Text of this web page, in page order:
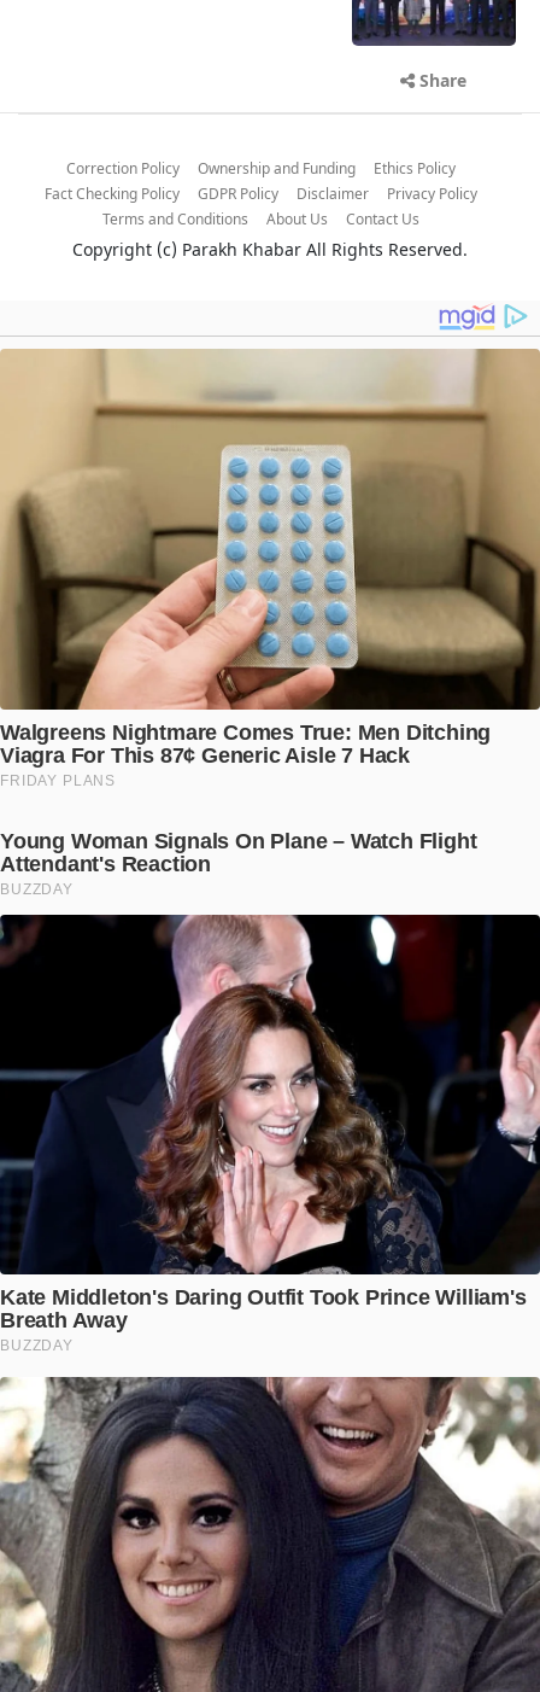
Share
Correction Policy Ownership and Funding
Ethics Policy
Fact Checking Policy
GDPR Policy Disclaimer
Privacy Policy
Terms and Conditions
About Us Contact Us
Copyright (c) Parakh Khabar All Rights Reserved.